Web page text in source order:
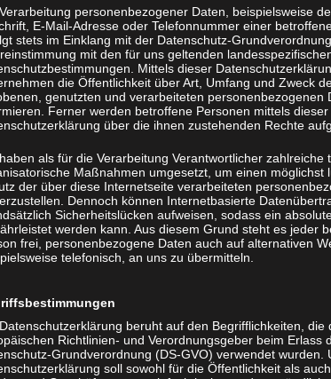
Farben oder einer Verzinkung um
FRAGEN?
Planung
personenbezogener Daten, beispielsweise
E-Mail-Adresse oder Telefonnummer einer
stets im Einklang mit der Datenschutz-
mit den für uns geltenden
Mittels dieser
die Öffentlichkeit über Art, Umfang und Zweck
genutzten und verarbeiteten personenbezogenen
Ferner werden betroffene Personen mittels dieser
über die ihnen zustehenden Rechte
als für die Verarbeitung Verantwortlicher zahlreiche
Maßnahmen umgesetzt, um einen möglichst
der über diese Internetseite verarbeiteten
Dennoch können Internetbasierte
Sicherheitslücken aufweisen, sodass ein
werden kann. Aus diesem Grund steht es jeder
frei, personenbezogene Daten auch auf alternativen
telefonisch, an uns zu übermitteln.
beruht auf den Begrifflichkeiten, die
Richtlinien- und Verordnungsgeber beim Erlass
Grundverordnung (DS-GVO) verwendet wurden.
soll sowohl für die Öffentlichkeit als